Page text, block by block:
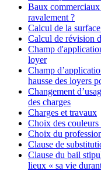
Baux
ravalement ?
Calcul de la
Calcul de révision
Champ
loyer
Champ
hausse des loyers
Changement
des charges
Charges et travaux
Choix des
Choix du
Clause de
Clause du bail
lieux « sa vie